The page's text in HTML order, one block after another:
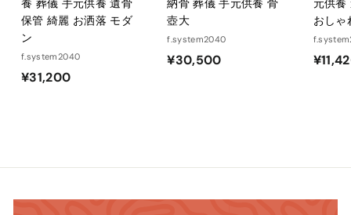
保管 綺麗 お洒落 モダ
ン
f.system2040
¥31,200¥
壺大
f.system2040
¥30,500¥
おしゃ